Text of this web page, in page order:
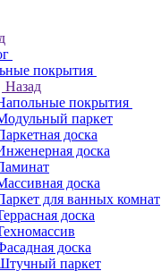
покрытия
Назад
покрытия
паркет
доска
доска
доска
для ванных комнат
доска
доска
паркет